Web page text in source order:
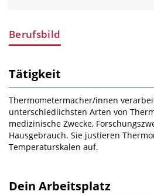
Berufsbild
Tätigkeit
Thermometermacher/innen
unterschiedlichsten Arten von
medizinische Zwecke,
Hausgebrauch. Sie justieren
Temperaturskalen auf.
Dein Arbeitsplatz